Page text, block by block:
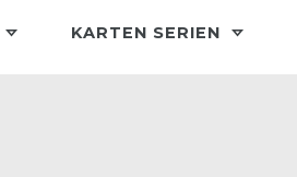
KARTEN SERIEN